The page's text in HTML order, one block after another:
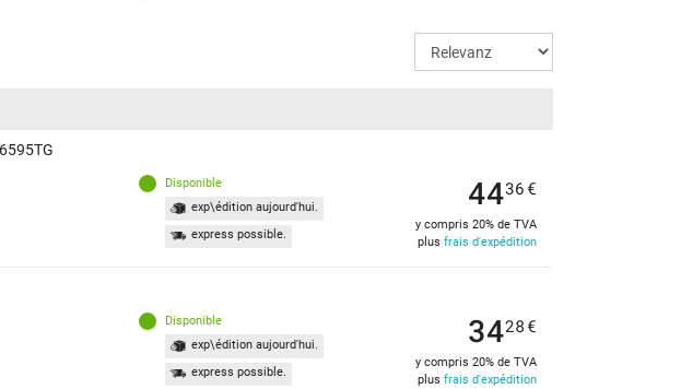
Disponible
exp\édition aujourd'hui.
express possible.
4436 €
y compris 20% de TVA
plus frais d'expédition
Disponible
exp\édition aujourd'hui.
express possible.
3428 €
y compris 20% de TVA
plus frais d'expédition